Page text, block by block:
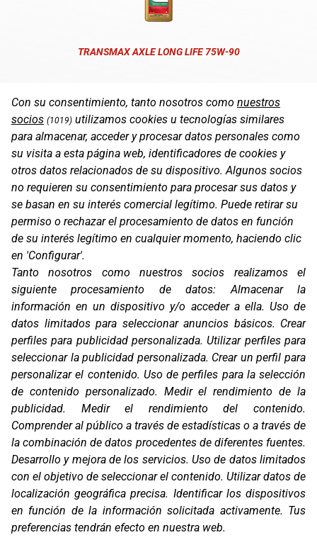
TRANSMAX AXLE LONG LIFE 75W-90
C/ Coneixement 5, 08850
Gavà (Barcelona)
Contacto
T. (+34) 93 638 38 60
Email:
corver@corver.es
Marcas
Productos
Compañía
Blog
Contacto
FAQ
Canal Ético
Zona Clientes
Síguenos
Con su consentimiento, tanto nosotros como nuestros
socios (1019) utilizamos cookies u tecnologías similares
para almacenar, acceder y procesar datos personales como
su visita a esta página web, identificadores de cookies y
otros datos relacionados de su dispositivo. Algunos socios
no requieren su consentimiento para procesar sus datos y
se basan en su interés comercial legítimo. Puede retirar su
permiso o rechazar el procesamiento de datos en función
de su interés legítimo en cualquier momento, haciendo clic
en 'Configurar'.
Tanto nosotros como nuestros socios realizamos el
siguiente procesamiento de datos:Almacenar la
información en un dispositivo y/o acceder a ella. Uso de
datos limitados para seleccionar anuncios básicos. Crear
perfiles para publicidad personalizada.Utilizar perfiles para
seleccionar la publicidad personalizada. Crear un perfil para
personalizar el contenido. Uso de perfiles para la selección
de contenido personalizado. Medir el rendimiento de la
publicidad. Medir el rendimiento del contenido.
Comprender al público a través de estadísticas o a través de
la combinación de datos procedentes de diferentes fuentes.
Desarrollo y mejora de los servicios.Uso de datos limitados
con el objetivo de seleccionar el contenido. Utilizar datos de
localización geográfica precisa. Identificar los dispositivos
en función de la información solicitada activamente. Tus
preferencias tendrán efecto en nuestra web.